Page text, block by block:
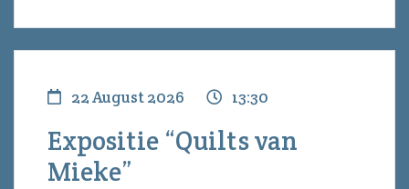
22 August 2026 13:30
Expositie “Quilts van
Mieke”